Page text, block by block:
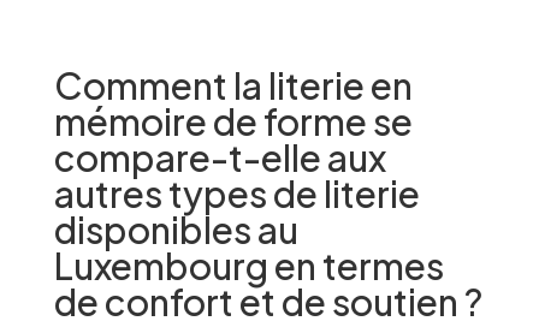
Comment la literie en
mémoire de forme se
compare-t-elle aux
autres types de literie
disponibles au
Luxembourg en termes
de confort et de soutien ?